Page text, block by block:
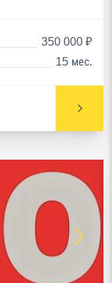
350 000 ₽
15 мес.